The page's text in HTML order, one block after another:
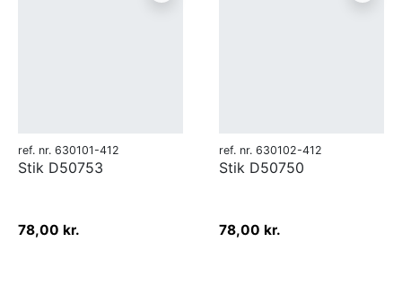
ref. nr. 630101-412
Stik D50753
78,00 kr.
ref. nr. 630102-412
Stik D50750
78,00 kr.